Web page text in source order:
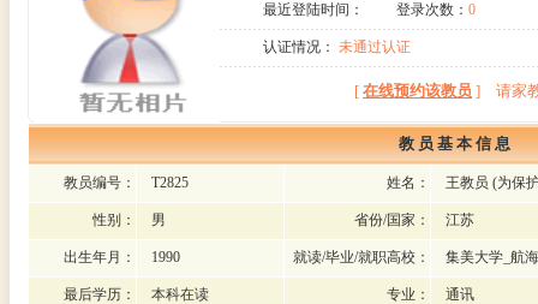
最近登陆时间： 登录次数： 0
认证情况： 未通过认证
[ 在线预约该教员 ] 请家
教 员 基 本 信 息
教员编号： T2825 姓名： 王教员 (为保
性别： 男 省份/国家： 江苏
出生年月： 1990 就读/毕业/就职高校： 集美大学_航海
最后学历： 本科在读 专业： 通讯